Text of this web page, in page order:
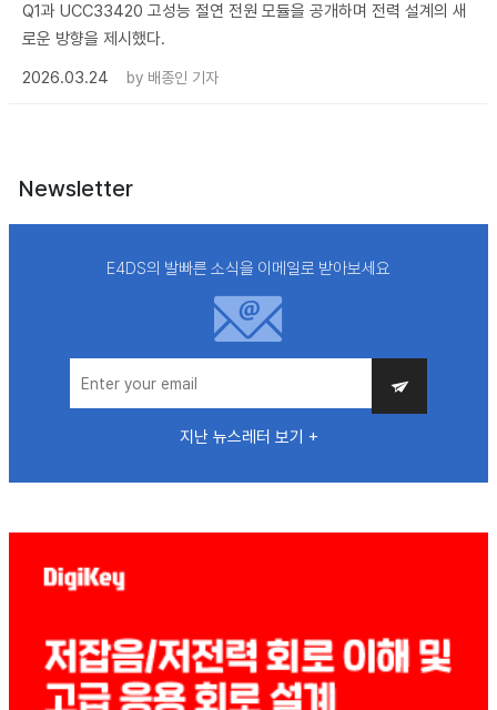
Q1과 UCC33420 고성능 절연 전원 모듈을 공개하며 전력 설계의 새
로운 방향을 제시했다.
2026.03.24
by 배종인 기자
Newsletter
E4DS의 발빠른 소식을 이메일로 받아보세요
지난 뉴스레터 보기 +